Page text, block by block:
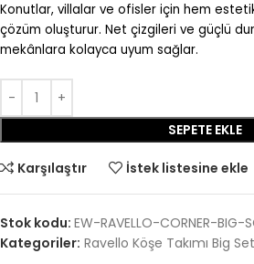
Konutlar, villalar ve ofisler için hem
çözüm oluşturur. Net çizgileri ve güçlü
mekânlara kolayca uyum sağlar.
SEPETE EKLE
Karşılaştır İstek listesine ekle
Stok kodu: EW-RAVELLO-CORNER-BIG-
Kategoriler: Ravello Köşe Takımı Big Set